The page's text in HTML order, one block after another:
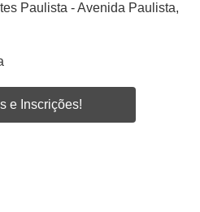
Paulista - Avenida Paulista,
e Inscrições!